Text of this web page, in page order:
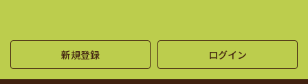
新規登録 ログイン